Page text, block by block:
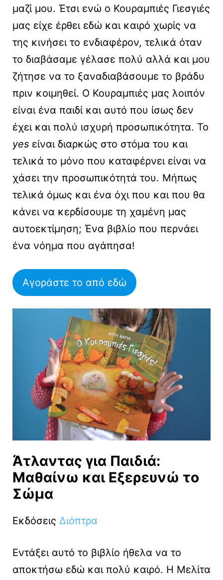
μαζί μου. Έτσι ενώ ο Κουραμπιές Γιεσγιές
μας είχε έρθει εδώ και καιρό χωρίς να
της κινήσει το ενδιαφέρον, τελικά όταν
το διαβάσαμε γέλασε πολύ αλλά και μου
ζήτησε να το ξαναδιαβάσουμε το βράδυ
πριν κοιμηθεί. Ο Κουραμπιές μας λοιπόν
είναι ένα παιδί και αυτό που ίσως δεν
έχει και πολύ ισχυρή προσωπικότητα. Το
yes είναι διαρκώς στο στόμα του και
τελικά το μόνο που καταφέρνει είναι να
χάσει την προσωπικότητά του. Μήπως
τελικά όμως και ένα όχι που και που θα
κάνει να κερδίσουμε τη χαμένη μας
αυτοεκτίμηση; Ένα βιβλίο που περνάει
ένα νόημα που αγάπησα!
Αγοράστε το από εδώ
Άτλαντας για Παιδιά:
Μαθαίνω και Εξερευνώ το
Σώμα
Εκδόσεις Διόπτρα
Εντάξει αυτό το βιβλίο ήθελα να το
αποκτήσω εδώ και πολύ καιρό. Η Μελίτα